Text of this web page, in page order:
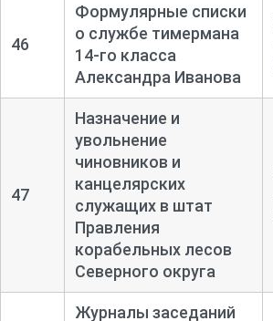
46
Формулярные списки
о службе тимермана
14-го класса
Александра Иванова
47
Назначение и
увольнение
чиновников и
канцелярских
служащих в штат
Правления
корабельных лесов
Северного округа
Журналы заседаний